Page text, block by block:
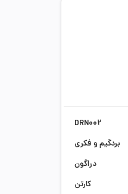
DRN002
بردگیم و فکری
دراگون
کارتن